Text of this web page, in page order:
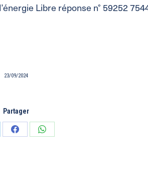
Libre réponse n° 59252
23/09/2024
Partager
PartagerPartager